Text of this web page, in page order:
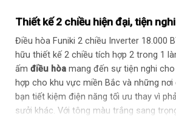
lỗi
tiết kiệm điện
Chế độ ECO
làm lạnh
nhanh
lạnh nhanh
Turbo
Chế độ gió
Đảo chiều lên
xuống
Thiết kế 2 chiều hiện đại, tiện nghi
Điều hòa Funiki 2 chiều Inverter 18.000
hữu thiết kế 2 chiều tích hợp 2 trong 1
ấm điều hòa mang đến sự tiện nghi cho
hợp cho khu vực miền Bắc và những nơi
bạn tiết kiệm điện năng tối ưu thay vì
sưởi khác. Với tông màu trắng sang